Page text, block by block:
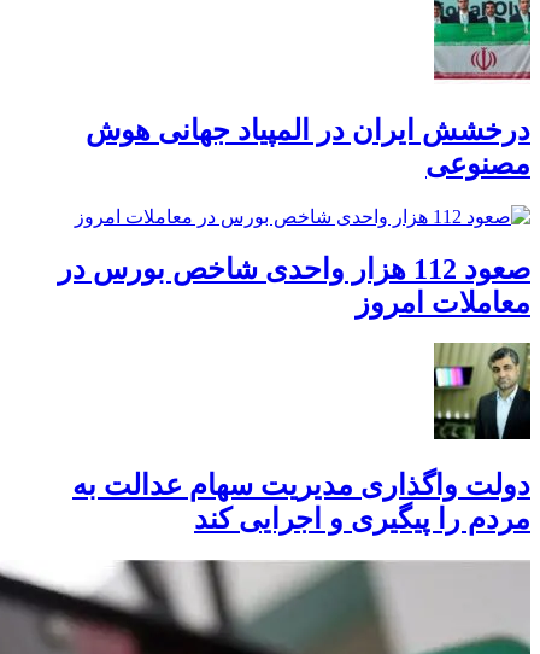
درخشش ایران در المپیاد جهانی هوش
مصنوعی
صعود 112 هزار واحدی شاخص بورس در
معاملات امروز
دولت واگذاری مدیریت سهام عدالت به
مردم را پیگیری و اجرایی کند